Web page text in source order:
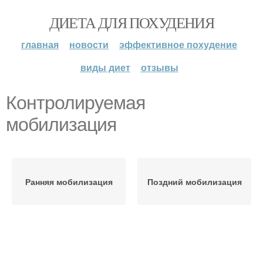
ДИЕТА ДЛЯ ПОХУДЕНИЯ
главная новости
эффективное похудение
виды диет
отзывы
Контролируемая
мобилизация
Ранняя мобилизация Поздний мобилизация